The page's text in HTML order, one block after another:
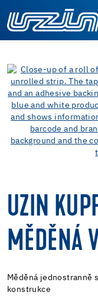
UZIN
MĚDĚNÁ
Měděná jednostranně
konstrukce